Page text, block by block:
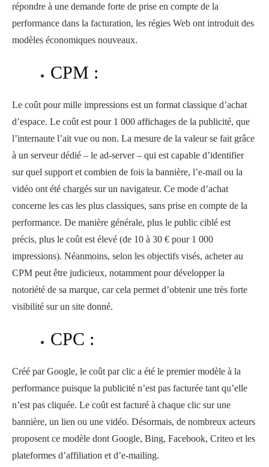
répondre à une demande forte de prise en compte de la
performance dans la facturation, les régies Web ont introduit des
modèles économiques nouveaux.
CPM :
Le coût pour mille impressions est un format classique d’achat
d’espace. Le coût est pour 1 000 affichages de la publicité, que
l’internaute l’ait vue ou non. La mesure de la valeur se fait grâce
à un serveur dédié – le ad-server – qui est capable d’identifier
sur quel support et combien de fois la bannière, l’e-mail ou la
vidéo ont été chargés sur un navigateur. Ce mode d’achat
concerne les cas les plus classiques, sans prise en compte de la
performance. De manière générale, plus le public ciblé est
précis, plus le coût est élevé (de 10 à 30 € pour 1 000
impressions). Néanmoins, selon les objectifs visés, acheter au
CPM peut être judicieux, notamment pour développer la
notoriété de sa marque, car cela permet d’obtenir une très forte
visibilité sur un site donné.
CPC :
Créé par Google, le coût par clic a été le premier modèle à la
performance puisque la publicité n’est pas facturée tant qu’elle
n’est pas cliquée. Le coût est facturé à chaque clic sur une
bannière, un lien ou une vidéo. Désormais, de nombreux acteurs
proposent ce modèle dont Google, Bing, Facebook, Criteo et les
plateformes d’affiliation et d’e-mailing.